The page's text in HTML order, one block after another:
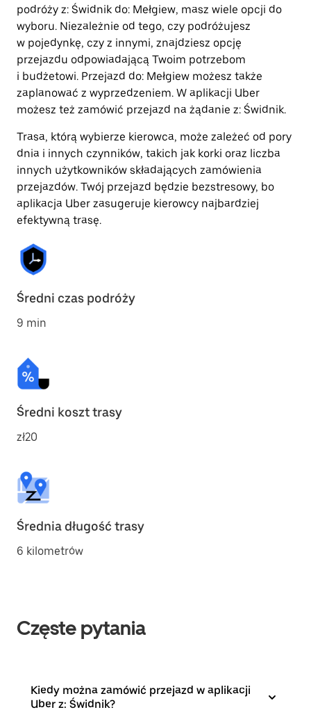
podróży z: Świdnik do: Mełgiew, masz wiele opcji do
wyboru. Niezależnie od tego, czy podróżujesz
w pojedynkę, czy z innymi, znajdziesz opcję
przejazdu odpowiadającą Twoim potrzebom
i budżetowi. Przejazd do: Mełgiew możesz także
zaplanować z wyprzedzeniem. W aplikacji Uber
możesz też zamówić przejazd na żądanie z: Świdnik.
Trasa, którą wybierze kierowca, może zależeć od pory
dnia i innych czynników, takich jak korki oraz liczba
innych użytkowników składających zamówienia
przejazdów. Twój przejazd będzie bezstresowy, bo
aplikacja Uber zasugeruje kierowcy najbardziej
efektywną trasę.
Średni czas podróży
9 min
Średni koszt trasy
zł20
Średnia długość trasy
6 kilometrów
Częste pytania
Kiedy można zamówić przejazd w aplikacji
Uber z: Świdnik?